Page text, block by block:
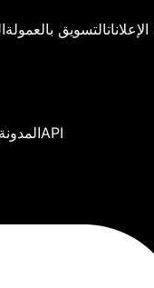
الإعلاناتالتسويق بالعمولة
المدونةAPI